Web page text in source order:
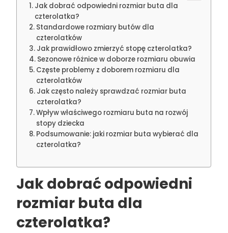
Jak dobrać odpowiedni rozmiar buta dla
czterolatka?
Standardowe rozmiary butów dla
czterolatków
Jak prawidłowo zmierzyć stopę czterolatka?
Sezonowe różnice w doborze rozmiaru obuwia
Częste problemy z doborem rozmiaru dla
czterolatków
Jak często należy sprawdzać rozmiar buta
czterolatka?
Wpływ właściwego rozmiaru buta na rozwój
stopy dziecka
Podsumowanie: jaki rozmiar buta wybierać dla
czterolatka?
Jak dobrać odpowiedni
rozmiar buta dla
czterolatka?